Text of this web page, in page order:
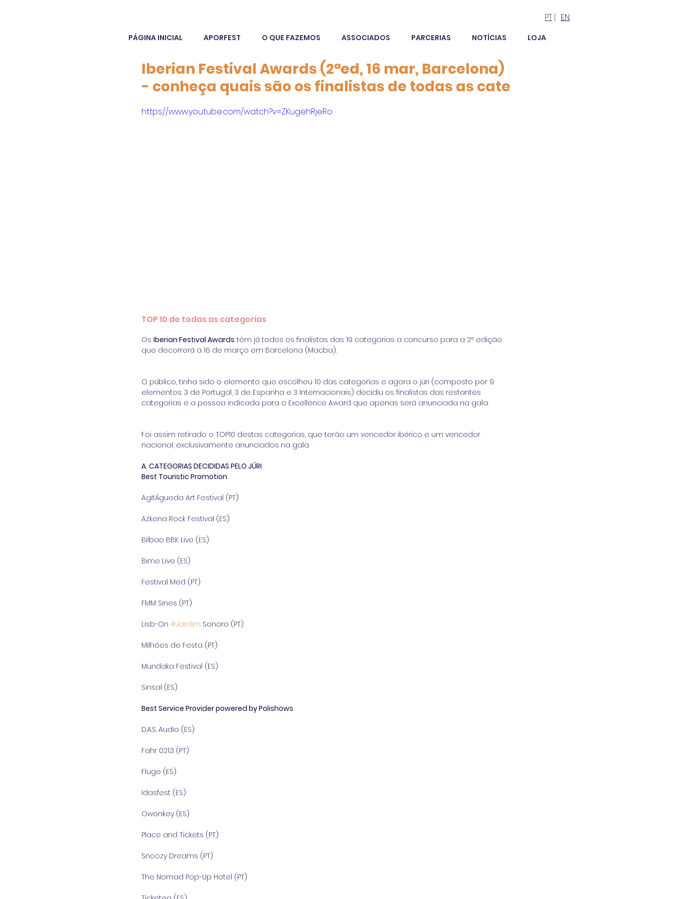
PT | EN
PÁGINA INICIAL APORFEST O QUE FAZEMOS ASSOCIADOS PARCERIAS NOTÍCIAS LOJA
Iberian Festival Awards (2ªed, 16 mar, Barcelona)
- conheça quais são os finalistas de todas as cate
https://www.youtube.com/watch?v=ZKugehRjeRo
TOP 10 de todas as categorias
Os Iberian Festival Awards têm já todos os finalistas das 19 categorias a concurso para a 2ª edição
que decorrerá a 16 de março em Barcelona (Macba).
O público, tinha sido o elemento que escolheu 10 das categorias e agora o júri (composto por 9
elementos: 3 de Portugal, 3 de Espanha e 3 Internacionais) decidiu os finalistas das restantes
categorias e a pessoa indicada para o Excellence Award que apenas será anunciada na gala.
Foi assim retirado o TOP10 destas categorias, que terão um vencedor ibérico e um vencedor
nacional, exclusivamente anunciados na gala.
A. CATEGORIAS DECIDIDAS PELO JÚRI
Best Touristic Promotion
AgitÁgueda Art Festival (PT)
Azkena Rock Festival (ES)
Bilbao BBK Live (ES)
Bime Live (ES)
Festival Med (PT)
FMM Sines (PT)
Lisb-On #Jardim Sonoro (PT)
Milhões de Festa (PT)
Mundaka Festival (ES)
Sinsal (ES)
Best Service Provider powered by Polishows
D.A.S. Audio (ES)
Fahr 021.3 (PT)
Fluge (ES)
Idasfest (ES)
Owonkey (ES)
Place and Tickets (PT)
Snoozy Dreams (PT)
The Nomad Pop-Up Hotel (PT)